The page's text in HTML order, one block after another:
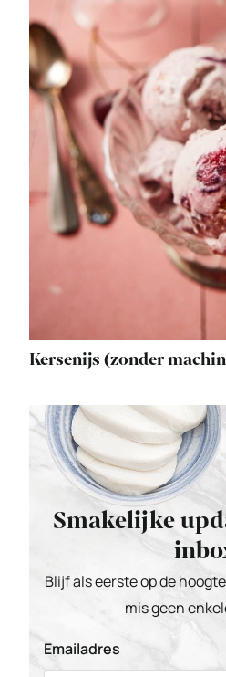
Kersenijs (zonder
Smakelijke
Blijf als eerste op de
mis geen
Emailadres